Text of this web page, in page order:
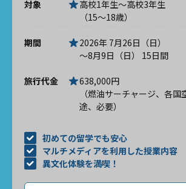
対象
高校1年生～高校3年生
（15～18歳）
期間
2026年 7月26日（日）
～8月9日（日） 15日間
旅行代金
638,000円
（燃油サーチャージ、各国
途、必要）
初めての留学でも安心
マルチメディアを利用した授業内容
異文化体験を満喫！